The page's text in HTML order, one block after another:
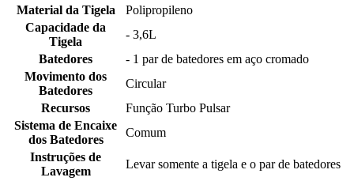
Material da Tigela
Polipropileno
Capacidade da
Tigela
- 3,6L
Batedores
- 1 par de batedores em aço cromado
Movimento dos
Batedores
Circular
Recursos
Função Turbo Pulsar
Sistema de Encaixe
dos Batedores
Comum
Instruções de
Lavagem
Levar somente a tigela e o par de batedores